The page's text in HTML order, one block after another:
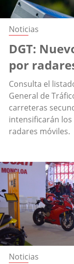
Noticias
DGT:
por
Consulta el
General de
carreteras
intensificarán
radares móviles.
Noticias